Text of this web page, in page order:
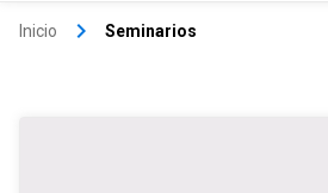
Inicio keyboard_arrow_right Seminarios